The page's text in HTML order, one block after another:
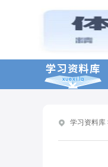
学习资料库
社区消防安全
应急消防安全
开展消防安全
中小学生消防
消防安全宣传